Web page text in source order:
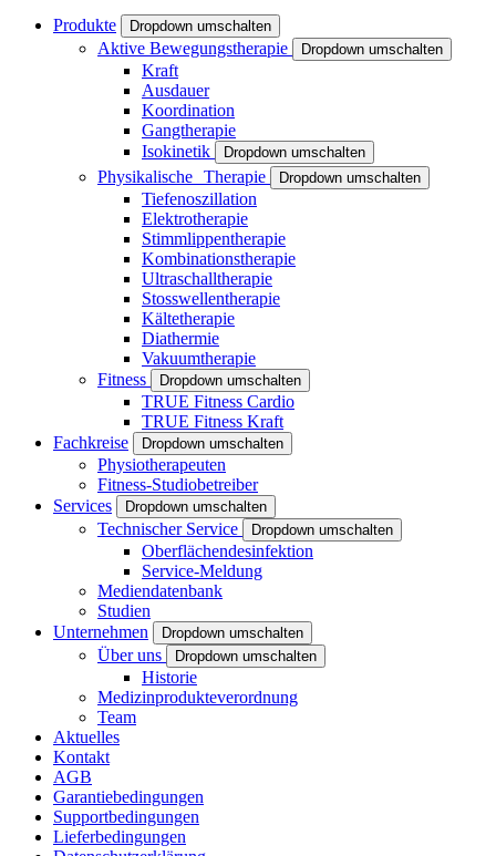
Produkte Dropdown umschalten
Aktive Bewegungstherapie Dropdown umschalten
Kraft
Ausdauer
Koordination
Gangtherapie
Isokinetik
Dropdown umschalten
Physikalische Therapie Dropdown umschalten
Tiefenoszillation
Elektrotherapie
Stimmlippentherapie
Kombinationstherapie
Ultraschalltherapie
Stosswellentherapie
Kältetherapie
Diathermie
Vakuumtherapie
Fitness
Dropdown umschalten
TRUE Fitness Cardio
TRUE Fitness Kraft
Fachkreise
Dropdown umschalten
Physiotherapeuten
Fitness-Studiobetreiber
Services
Dropdown umschalten
Technischer Service Dropdown umschalten
Oberflächendesinfektion
Service-Meldung
Mediendatenbank
Studien
Unternehmen
Dropdown umschalten
Über uns Dropdown umschalten
Historie
Medizinprodukteverordnung
Team
Aktuelles
Kontakt
AGB
Garantiebedingungen
Supportbedingungen
Lieferbedingungen